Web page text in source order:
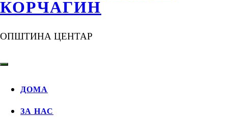
КОРЧАГИН
ОПШТИНА ЦЕНТАР
ДОМА
ЗА НАС